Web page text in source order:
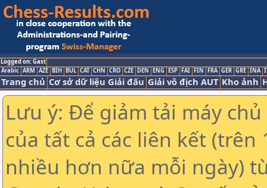
Logged on: Gast
Arabic ARM AZE BIH BUL CAT CHN CRO CZE DEN ENG ESP FAI FIN FRA GER GRE INA
Trang chủ Cơ sở dữ liệu Giải đấu Giải vô địch AUT Kho ảnh
Lưu ý: Để giảm tải máy
của tất cả các liên kết (trên
nhiều hơn nữa mỗi ngày)